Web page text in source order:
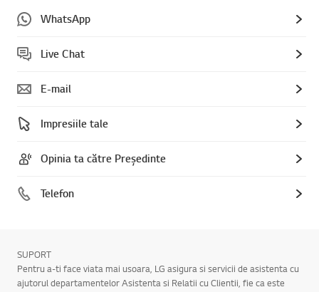
WhatsApp
Live Chat
E-mail
Impresiile tale
Opinia ta către Președinte
Telefon
SUPORT
Pentru a-ti face viata mai usoara, LG asigura si servicii de asistenta cu
ajutorul departamentelor Asistenta si Relatii cu Clientii, fie ca este